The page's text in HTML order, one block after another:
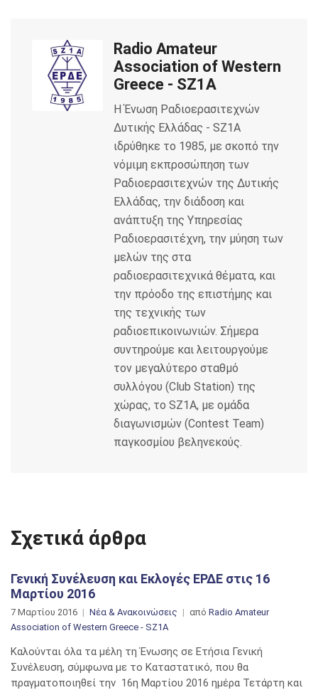
b
o
t
e
l
Radio Amateur
Association of Western
Greece - SZ1A
Η Ένωση Ραδιοερασιτεχνών
Δυτικής Ελλάδας - SZ1A
ιδρύθηκε το 1985, με σκοπό την
νόμιμη εκπροσώπηση των
Ραδιοερασιτεχνών της Δυτικής
Ελλάδας, την διάδοση και
ανάπτυξη της Υπηρεσίας
Ραδιοερασιτέχνη, την μύηση των
μελών της στα
ραδιοερασιτεχνικά θέματα, και
την πρόοδο της επιστήμης και
της τεχνικής των
ραδιοεπικοινωνιών. Σήμερα
συντηρούμε και λειτουργούμε
τον μεγαλύτερο σταθμό
συλλόγου (Club Station) της
χώρας, το SZ1A, με ομάδα
διαγωνισμών (Contest Team)
παγκοσμίου βεληνεκούς.
Σχετικά άρθρα
Γενική Συνέλευση και Εκλογές ΕΡΔΕ στις 16
Μαρτίου 2016
7 Μαρτίου 2016 Νέα & Ανακοινώσεις από Radio Amateur
Association of Western Greece - SZ1A
Καλούνται όλα τα μέλη τη Ένωσης σε Ετήσια Γενική
Συνέλευση, σύμφωνα με το Καταστατικό, που θα
πραγματοποιηθεί την 16η Μαρτίου 2016 ημέρα Τετάρτη και